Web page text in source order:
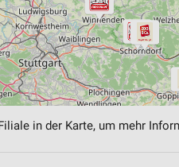
in der Karte, um mehr